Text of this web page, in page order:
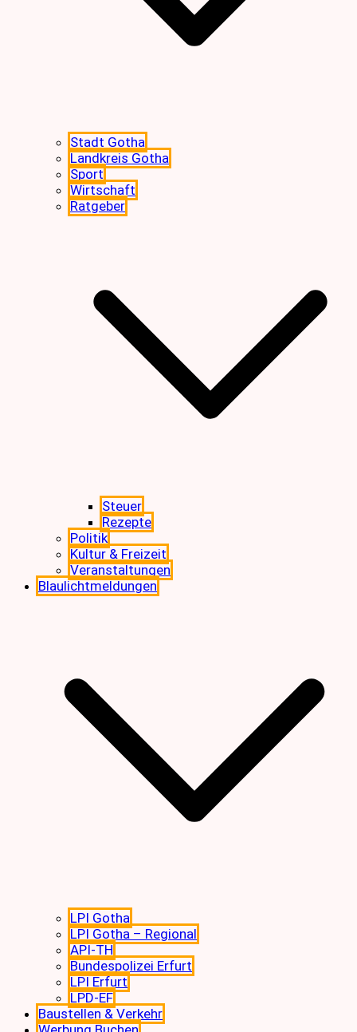
Stadt Gotha
Landkreis Gotha
Sport
Wirtschaft
Ratgeber
Steuer
Rezepte
Politik
Kultur & Freizeit
Veranstaltungen
Blaulichtmeldungen
LPI Gotha
LPI Gotha – Regional
API-TH
Bundespolizei Erfurt
LPI Erfurt
LPD-EF
Baustellen & Verkehr